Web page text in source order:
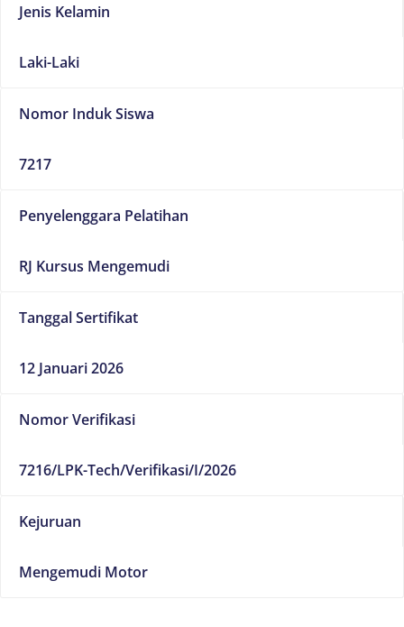
Jenis Kelamin
Laki-Laki
Nomor Induk Siswa
7217
Penyelenggara Pelatihan
RJ Kursus Mengemudi
Tanggal Sertifikat
12 Januari 2026
Nomor Verifikasi
7216/LPK-Tech/Verifikasi/I/2026
Kejuruan
Mengemudi Motor